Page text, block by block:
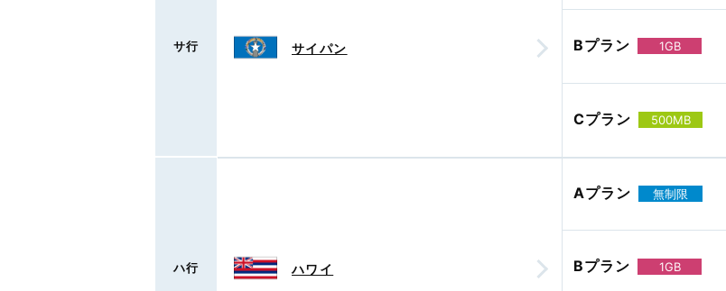
サ行 サイパン Bプラン 1GB
Cプラン 500MB
ハ行 ハワイ
Aプラン 無制限
Bプラン 1GB